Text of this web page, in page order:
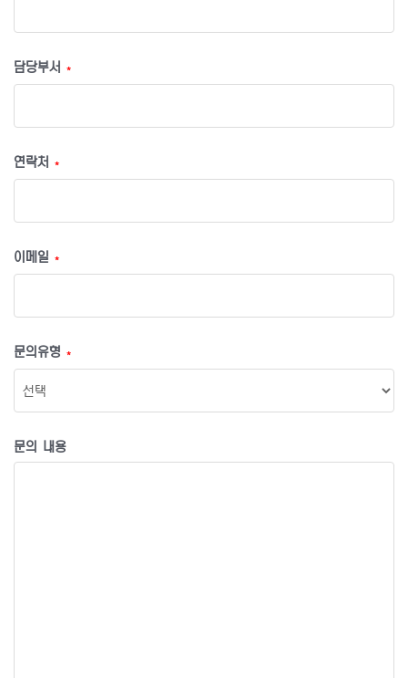
담당부서 *
연락처 *
이메일 *
문의유형 *
문의 내용